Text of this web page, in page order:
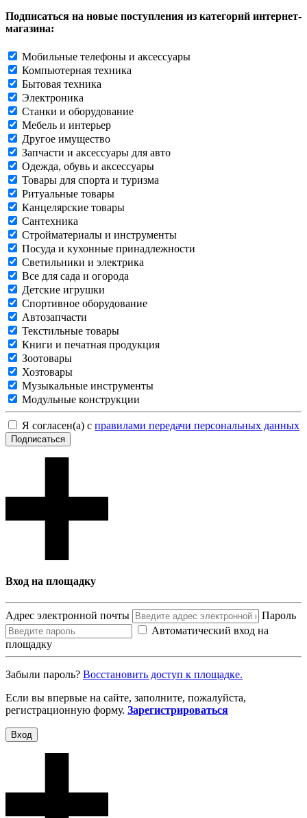
Подписаться на новые поступления из категорий интернет-
магазина:
Мобильные телефоны и аксессуары
Компьютерная техника
Бытовая техника
Электроника
Станки и оборудование
Мебель и интерьер
Другое имущество
Запчасти и аксессуары для авто
Одежда, обувь и аксессуары
Товары для спорта и туризма
Ритуальные товары
Канцелярские товары
Сантехника
Стройматериалы и инструменты
Посуда и кухонные принадлежности
Светильники и электрика
Все для сада и огорода
Детские игрушки
Спортивное оборудование
Автозапчасти
Текстильные товары
Книги и печатная продукция
Зоотовары
Хозтовары
Музыкальные инструменты
Модульные конструкции
Я согласен(а) с правилами передачи персональных данных
Подписаться
Вход на площадку
Адрес электронной почты
Пароль
Автоматический вход на
площадку
Забыли пароль? Восcтановить доступ к площадке.
Если вы впервые на сайте, заполните, пожалуйста,
регистрационную форму. Зарегистрироваться
Вход